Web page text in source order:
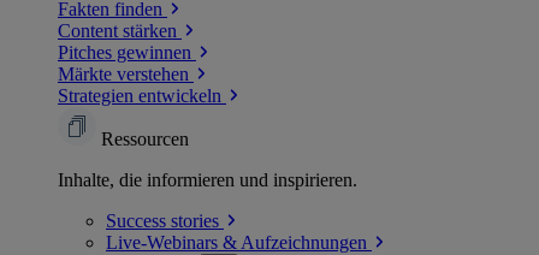
Fakten finden
Content stärken
Pitches gewinnen
Märkte verstehen
Strategien entwickeln
Ressourcen
Inhalte, die informieren und inspirieren.
Success stories
Live-Webinars & Aufzeichnungen